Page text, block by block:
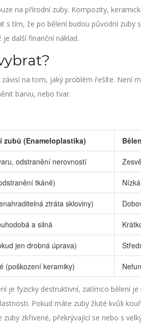
na přírodní zuby. Kompozity,
s tím, že po bělení budou původní zuby
další finanční náklad.
na tom, jaký problém řešíte. Není
barvu, nebo tvar.
zubů (Enameloplastika)
odstranění nerovností
tkáně)
ztráta skloviny)
a silná
jen drobná úprava)
(poškození keramiky)
je fyzicky destruktivní, zatímco bělení
Pokud máte zuby žluté kvůli
zkřivené, překrývající se nebo s